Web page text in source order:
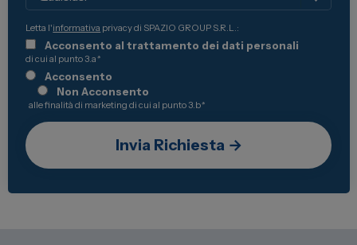
Letta l'informativa privacy di SPAZIO GROUP S.R.L.:
Acconsento al trattamento dei dati personali
di cui al punto 3.a*
Acconsento
Non Acconsento
alle finalità di marketing di cui al punto 3.b*